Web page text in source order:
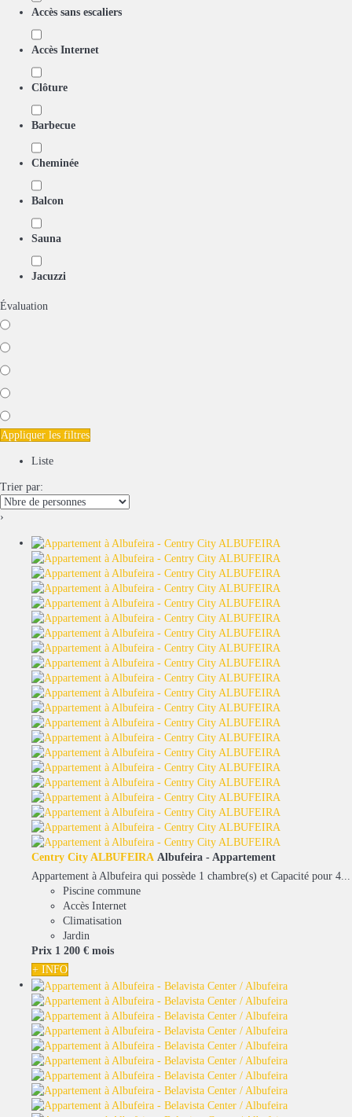
Accès sans escaliers
Accès Internet
Clôture
Barbecue
Cheminée
Balcon
Sauna
Jacuzzi
Évaluation
Appliquer les filtres
Liste
Trier par:
›
Centry City ALBUFEIRA Albufeira - Appartement
Appartement à Albufeira qui possède 1 chambre(s) et Capacité pour 4...
Piscine commune
Accès Internet
Climatisation
Jardin
Prix 1 200 € mois
+ INFO